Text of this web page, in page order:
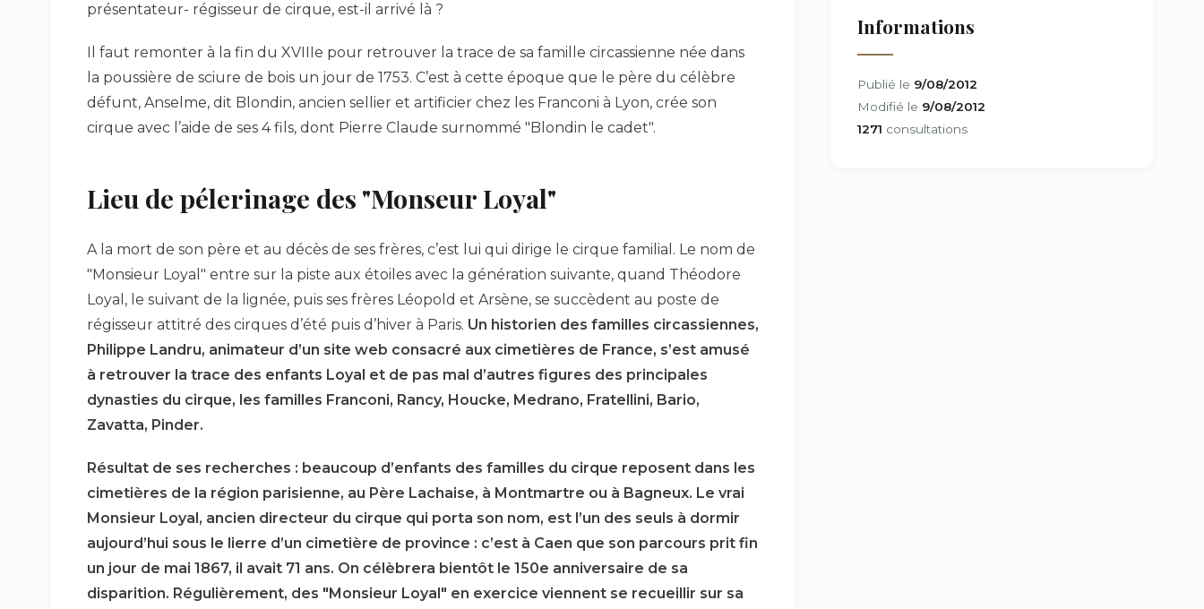
présentateur- régisseur de cirque, est-il arrivé là ?
Il faut remonter à la fin du XVIIIe pour retrouver la trace de sa famille circassienne née dans
la poussière de sciure de bois un jour de 1753. C’est à cette époque que le père du célèbre
défunt, Anselme, dit Blondin, ancien sellier et artificier chez les Franconi à Lyon, crée son
cirque avec l’aide de ses 4 fils, dont Pierre Claude surnommé "Blondin le cadet".
Lieu de pélerinage des "Monseur Loyal"
A la mort de son père et au décès de ses frères, c’est lui qui dirige le cirque familial. Le nom de
"Monsieur Loyal" entre sur la piste aux étoiles avec la génération suivante, quand Théodore
Loyal, le suivant de la lignée, puis ses frères Léopold et Arsène, se succèdent au poste de
régisseur attitré des cirques d’été puis d’hiver à Paris. Un historien des familles circassiennes,
Philippe Landru, animateur d’un site web consacré aux cimetières de France, s’est amusé
à retrouver la trace des enfants Loyal et de pas mal d’autres figures des principales
dynasties du cirque, les familles Franconi, Rancy, Houcke, Medrano, Fratellini, Bario,
Zavatta, Pinder.
Résultat de ses recherches : beaucoup d’enfants des familles du cirque reposent dans les
cimetières de la région parisienne, au Père Lachaise, à Montmartre ou à Bagneux. Le vrai
Monsieur Loyal, ancien directeur du cirque qui porta son nom, est l’un des seuls à dormir
aujourd’hui sous le lierre d’un cimetière de province : c’est à Caen que son parcours prit fin
un jour de mai 1867, il avait 71 ans. On célèbrera bientôt le 150e anniversaire de sa
disparition. Régulièrement, des "Monsieur Loyal" en exercice viennent se recueillir sur sa
Informations
Publié le 9/08/2012
Modifié le 9/08/2012
1271 consultations